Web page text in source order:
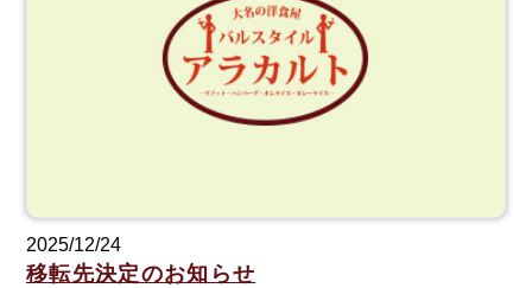
2025/12/24
移転先決定のお知らせ